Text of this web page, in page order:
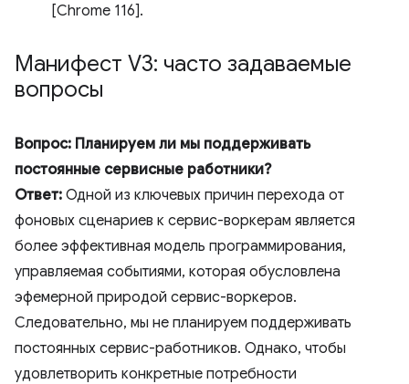
[Chrome 116].
Манифест V3: часто задаваемые
вопросы
Вопрос: Планируем ли мы поддерживать
постоянные сервисные работники?
Ответ: Одной из ключевых причин перехода от
фоновых сценариев к сервис-воркерам является
более эффективная модель программирования,
управляемая событиями, которая обусловлена ​​
эфемерной природой сервис-воркеров.
Следовательно, мы не планируем поддерживать
постоянных сервис-работников. Однако, чтобы
удовлетворить конкретные потребности